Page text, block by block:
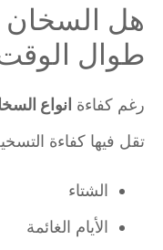
هل السخان
طوال
رغم كفاءةانواع
تقل فيها كفاءة
الشتاء
الأيام الغائمة